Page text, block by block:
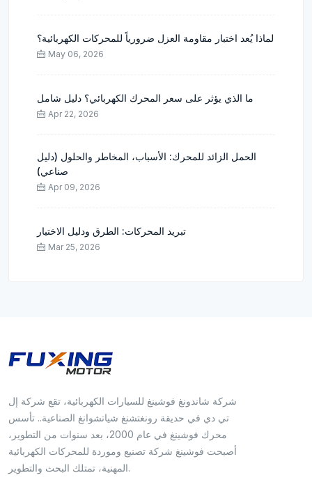
لماذا يُعد اختبار مقاومة العزل ضرورياً للمحركات الكهربائية؟
May 06, 2026
ما الذي يؤثر على سعر المحرك الكهربائي؟ دليل شامل
Apr 22, 2026
الحمل الزائد للمحرك: الأسباب، المخاطر والحلول (دليل
صناعي)
Apr 09, 2026
تبريد المحركات: الطرق ودليل الاختيار
Mar 25, 2026
شركة شاندونغ فوشينغ للسيارات الكهربائية، تقع شركة إل
تي دي في حديقة رونغتشنغ شياتشوانغ الصناعية.. تأسس
محرك فوشينغ في عام 2000، بعد سنوات من التطوير،
أصبحت فوشينغ شركة تصنيع وموردة للمحركات الكهربائية
المهنية، تمتلك البحث والتطوير.